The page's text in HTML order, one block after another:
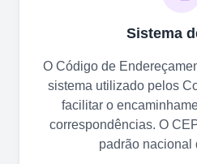
Sistema
O Código de
sistema utilizado pelos
facilitar o
correspondências. O
padrão nacional